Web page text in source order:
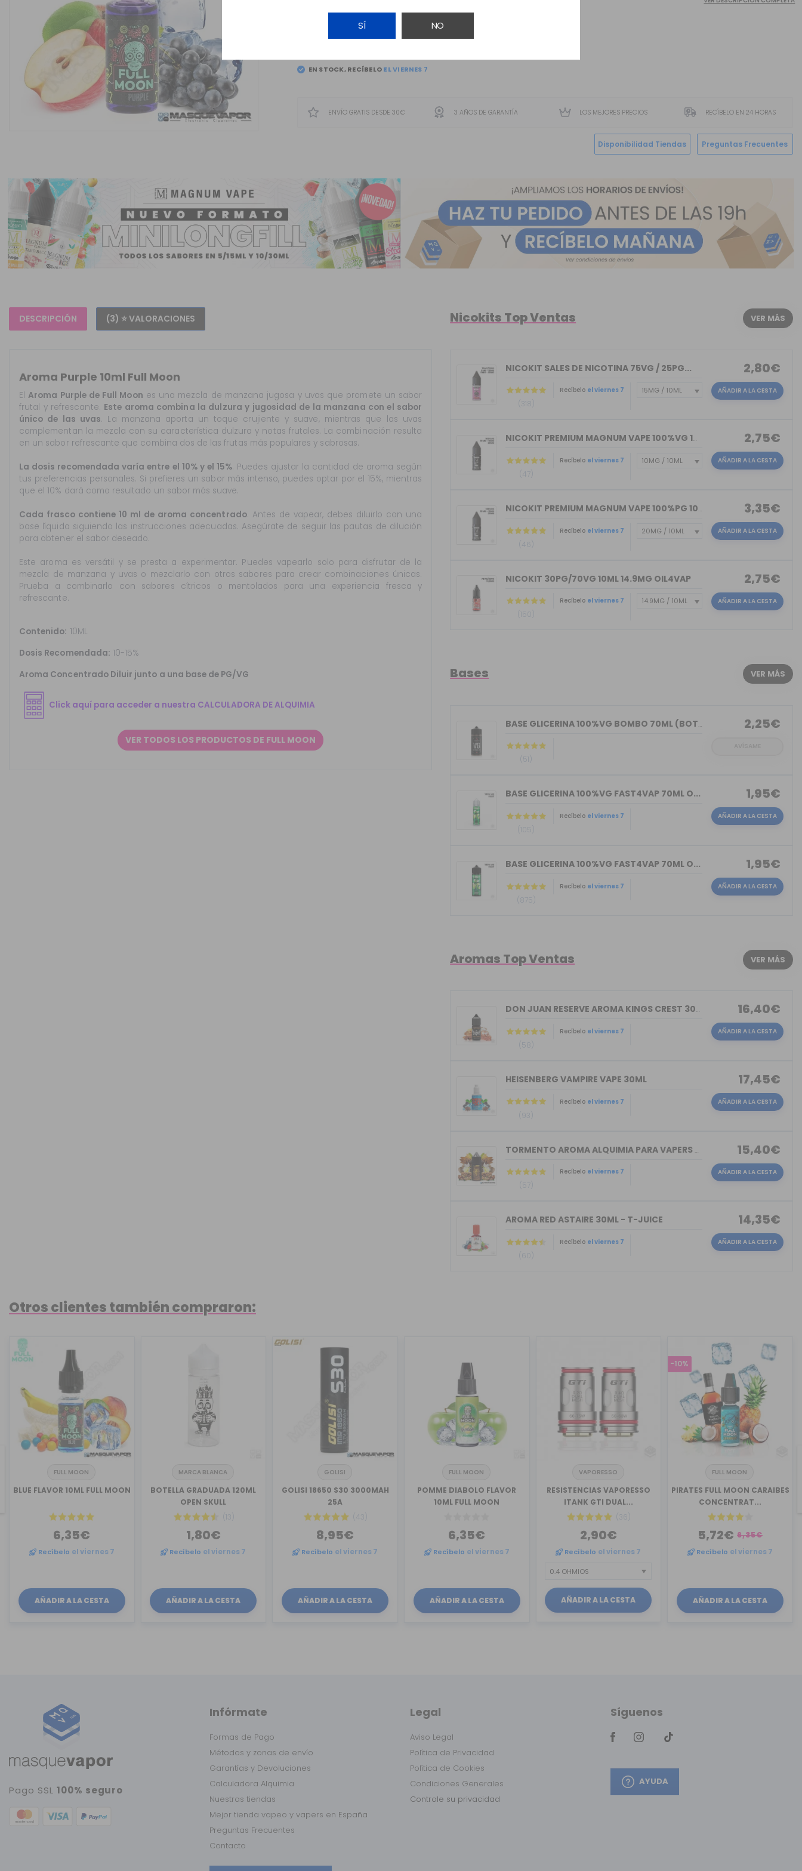
SÍ NO
EN STOCK, RECÍBELOELVIERNES 7
ENVÍO GRATIS DESDE 30€ 3 AÑOS DE GARANTÍA LOS MEJORES PRECIOS RECÍBELO EN 24 HORAS
Disponibilidad Tiendas Preguntas Frecuentes
DESCRIPCIÓN (3) ⭐ VALORACIONES
Aroma Purple 10ml Full Moon
ElAroma Purple de Full Moon es una mezcla de manzana jugosa y uvas que promete un sabor
frutal y refrescante. Este aroma combina la dulzura y jugosidad de la manzana con el sabor
único de las uvas. La manzana aporta un toque crujiente y suave, mientras que las uvas
complementan la mezcla con su característica dulzura y notas frutales. La combinación resulta
en un sabor refrescante que combina dos de las frutas más populares y sabrosas.
La dosis recomendada varía entre el 10% y el 15%. Puedes ajustar la cantidad de aroma según
tus preferencias personales. Si prefieres un sabor más intenso, puedes optar por el 15%, mientras
que el 10% dará como resultado un sabor más suave.
Cada frasco contiene 10 ml de aroma concentrado. Antes de vapear, debes diluirlo con una
base líquida siguiendo las instrucciones adecuadas. Asegúrate de seguir las pautas de dilución
para obtener el sabor deseado.
Este aroma es versátil y se presta a experimentar. Puedes vapearlo solo para disfrutar de la
mezcla de manzana y uvas o mezclarlo con otros sabores para crear combinaciones únicas.
Prueba a combinarlo con sabores cítricos o mentolados para una experiencia fresca y
refrescante.
Contenido: 10ML
Dosis Recomendada: 10-15%
Aroma Concentrado Diluir junto a una base de PG/VG
Click aquí para acceder a nuestra CALCULADORA DE ALQUIMIA
VER TODOS LOS PRODUCTOS DE FULL MOON
Nicokits Top Ventas VER MÁS
NICOKIT SALES DE NICOTINA 75VG / 25PG...
(318)
Recíbelo el viernes 7
2,80€
AÑADIR A LA CESTA
NICOKIT PREMIUM MAGNUM VAPE 100%VG 10ML
(47)
Recíbelo el viernes 7
2,75€
AÑADIR A LA CESTA
NICOKIT PREMIUM MAGNUM VAPE 100%PG 10ML
(46)
Recíbelo el viernes 7
3,35€
AÑADIR A LA CESTA
NICOKIT 30PG/70VG 10ML 14.9MG OIL4VAP
(150)
Recíbelo el viernes 7
2,75€
AÑADIR A LA CESTA
Bases VER MÁS
BASE GLICERINA 100%VG BOMBO 70ML (BOT...
(51)
2,25€
BASE GLICERINA 100%VG FAST4VAP 70ML O...
(105)
Recíbelo el viernes 7
1,95€
AÑADIR A LA CESTA
BASE GLICERINA 100%VG FAST4VAP 70ML O...
(875)
Recíbelo el viernes 7
1,95€
AÑADIR A LA CESTA
Aromas Top Ventas VER MÁS
DON JUAN RESERVE AROMA KINGS CREST 30ML
(58)
Recíbelo el viernes 7
16,40€
AÑADIR A LA CESTA
HEISENBERG VAMPIRE VAPE 30ML
(93)
Recíbelo el viernes 7
17,45€
AÑADIR A LA CESTA
TORMENTO AROMA ALQUIMIA PARA VAPERS 30ML
(57)
Recíbelo el viernes 7
15,40€
AÑADIR A LA CESTA
AROMA RED ASTAIRE 30ML - T-JUICE
(60)
Recíbelo el viernes 7
14,35€
AÑADIR A LA CESTA
Otros clientes también compraron:
FULL MOON
BLUE FLAVOR 10ML FULL MOON
6,35€
Recíbelo el viernes 7
AÑADIR A LA CESTA
MARCA BLANCA
BOTELLA GRADUADA 120ML
OPEN SKULL
(13)
1,80€
Recíbelo el viernes 7
AÑADIR A LA CESTA
GOLISI
GOLISI 18650 S30 3000MAH
25A
(43)
8,95€
Recíbelo el viernes 7
AÑADIR A LA CESTA
FULL MOON
POMME DIABOLO FLAVOR
10ML FULL MOON
6,35€
Recíbelo el viernes 7
AÑADIR A LA CESTA
VAPORESSO
RESISTENCIAS VAPORESSO
ITANK GTI DUAL...
(36)
2,90€
Recíbelo el viernes 7
AÑADIR A LA CESTA
-10%
FULL MOON
PIRATES FULL MOON CARAIBES
CONCENTRAT...
5,72€ 6,35€
Recíbelo el viernes 7
AÑADIR A LA CESTA
Pago SSL 100% seguro
Infórmate
Formas de Pago
Métodos y zonas de envío
Garantías y Devoluciones
Calculadora Alquimia
Nuestras tiendas
Mejor tienda vapeo y vapers en España
Preguntas Frecuentes
Contacto
Legal
Aviso Legal
Política de Privacidad
Política de Cookies
Condiciones Generales
Controle su privacidad
Síguenos
AYUDA